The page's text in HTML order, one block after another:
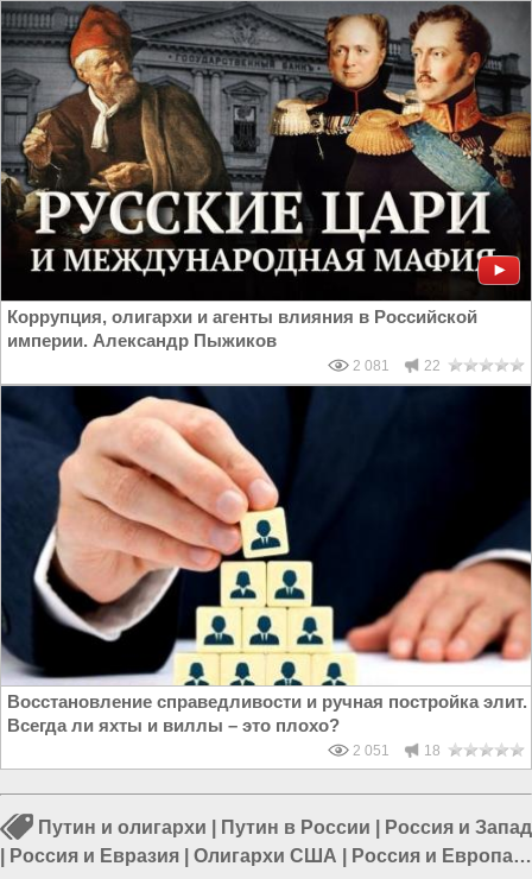
Коррупция, олигархи и агенты влияния в Российской
империи. Александр Пыжиков
2 081 22
Восстановление справедливости и ручная постройка элит.
Всегда ли яхты и виллы – это плохо?
2 051 18
Путин и олигархи Путин в России
Россия и Запад
Россия и Евразия Олигархи США Россия и Европа|